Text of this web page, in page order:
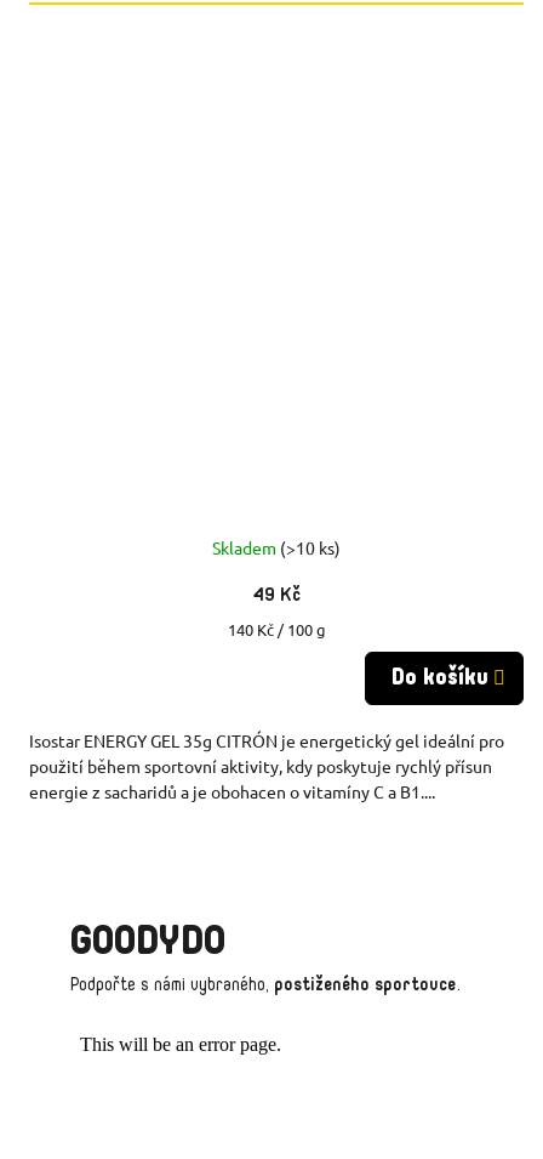
Skladem (>10 ks)
49 Kč
Měrná
140 Kč / 100 g
Do košíku
Isostar ENERGY GEL 35g CITRÓN je energetický gel ideální pro
použití během sportovní aktivity, kdy poskytuje rychlý přísun
energie z sacharidů a je obohacen o vitamíny C a B1....
GOODYDO
Podpořte s námi vybraného, postiženého sportovce.